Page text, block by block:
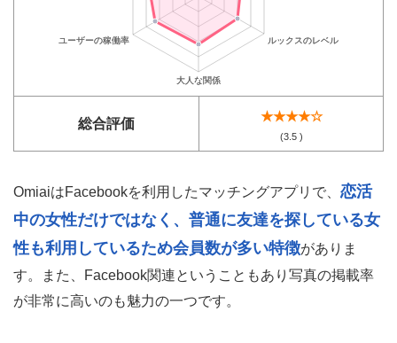
総合評価 ★★★★☆
(3.5 )
OmiaiはFacebookを利用したマッチングアプリで、 恋活
中の女性だけではなく、普通に友達を探している女
性も利用しているため会員数が多い特徴がありま
す。また、Facebook関連ということもあり写真の掲載率
が非常に高いのも魅力の一つです。